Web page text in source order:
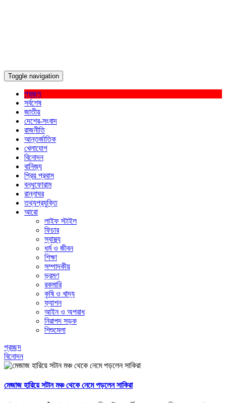
Toggle navigation
প্রচ্ছদ
সর্বশেষ
জাতীয়
দেশের-সংবাদ
রাজনীতি
আন্তর্জাতিক
খেলাযোগ
বিনোদন
বানিজ্য
প্রিয় প্রবাস
বন্ধুফোরাম
রান্নাঘর
তথ্যপ্রযুক্তি
আরো
লাইফ স্টাইল
ফিচার
স্বাস্থ্য
ধর্ম ও জীবন
শিক্ষা
সম্পাদকীয়
ভ্রমণ
রকমারি
কৃষি ও খাদ্য
ফ্যাশন
আইন ও অপরাধ
নিরাপদ সড়ক
শিশুমেলা
প্রচ্ছদ
বিনোদন
মেজাজ হারিয়ে সটান মঞ্চ থেকে নেমে পড়লেন সাকিরা